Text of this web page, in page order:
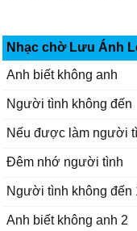
Nhạc chờ Lưu Ánh
Anh biết không anh
Người tình không đến
Nếu được làm người
Đêm nhớ người tình
Người tình không đến
Anh biết không anh 2